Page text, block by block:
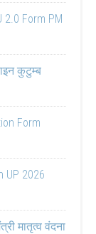
2.0 Form PM
कुटुम्ब
Form
UP 2026
मातृत्व वंदना